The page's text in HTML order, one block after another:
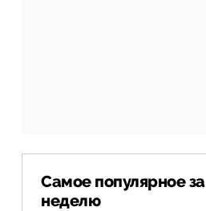
Самое популярное за
неделю